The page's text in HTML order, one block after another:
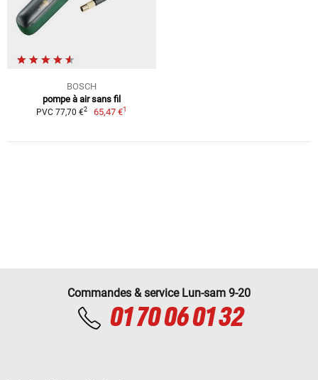
BOSCH
pompe à air sans fil
PVC 77,70 €2 65,47 €1
Commandes & service Lun-sam 9-20
01 70 06 01 32